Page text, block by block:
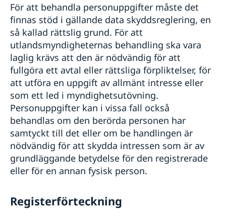
För att behandla personuppgifter måste det
finnas stöd i gällande data­ skyddsreglering, en
så kallad rättslig grund. För att
utlandsmyndigheternas behandling ska vara
laglig krävs att den är nödvändig för att
fullgöra ett avtal eller rättsliga förpliktelser, för
att utföra en uppgift av allmänt intresse eller
som ett led i myndighetsutövning.
Personuppgifter kan i vissa fall också
behandlas om den berörda personen har
samtyckt till det eller om be­ handlingen är
nödvändig för att skydda intressen som är av
grundläggande betydelse för den registrerade
eller för en annan fysisk person.
Registerförteckning